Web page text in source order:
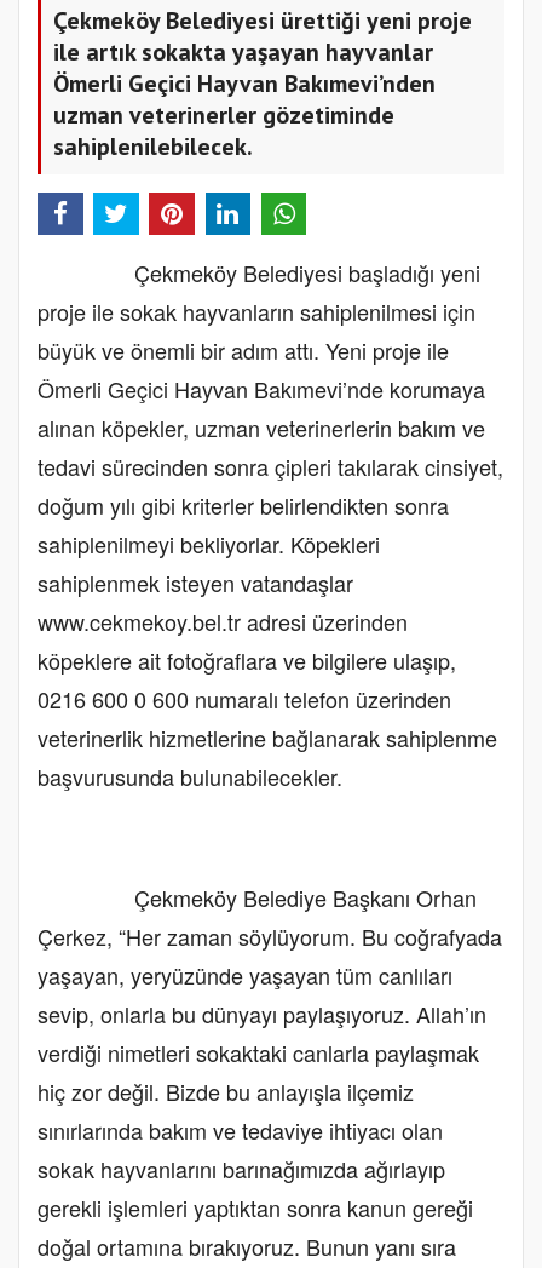
Çekmeköy Belediyesi ürettiği yeni proje
ile artık sokakta yaşayan hayvanlar
Ömerli Geçici Hayvan Bakımevi’nden
uzman veterinerler gözetiminde
sahiplenilebilecek.
Çekmeköy Belediyesi başladığı yeni
proje ile sokak hayvanların sahiplenilmesi için
büyük ve önemli bir adım attı. Yeni proje ile
Ömerli Geçici Hayvan Bakımevi’nde korumaya
alınan köpekler, uzman veterinerlerin bakım ve
tedavi sürecinden sonra çipleri takılarak cinsiyet,
doğum yılı gibi kriterler belirlendikten sonra
sahiplenilmeyi bekliyorlar. Köpekleri
sahiplenmek isteyen vatandaşlar
www.cekmekoy.bel.tr adresi üzerinden
köpeklere ait fotoğraflara ve bilgilere ulaşıp,
0216 600 0 600 numaralı telefon üzerinden
veterinerlik hizmetlerine bağlanarak sahiplenme
başvurusunda bulunabilecekler.
Çekmeköy Belediye Başkanı Orhan
Çerkez, “Her zaman söylüyorum. Bu coğrafyada
yaşayan, yeryüzünde yaşayan tüm canlıları
sevip, onlarla bu dünyayı paylaşıyoruz. Allah’ın
verdiği nimetleri sokaktaki canlarla paylaşmak
hiç zor değil. Bizde bu anlayışla ilçemiz
sınırlarında bakım ve tedaviye ihtiyacı olan
sokak hayvanlarını barınağımızda ağırlayıp
gerekli işlemleri yaptıktan sonra kanun gereği
doğal ortamına bırakıyoruz. Bunun yanı sıra